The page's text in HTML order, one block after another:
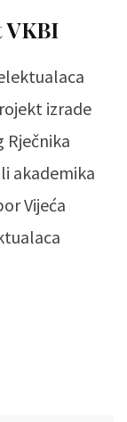
VKBI
izrade
akademika
Vijeća